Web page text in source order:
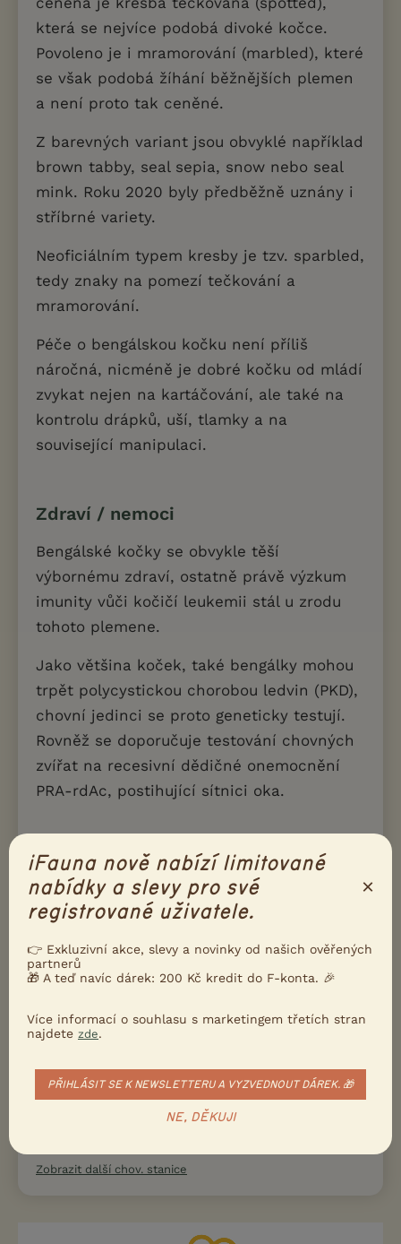
která se nejvíce podobá divoké kočce.
Povoleno je i mramorování (marbled), které
se však podobá žíhání běžnějších plemen
a není proto tak ceněné.
Z barevných variant jsou obvyklé například
brown tabby, seal sepia, snow nebo seal
mink. Roku 2020 byly předběžně uznány i
stříbrné variety.
Neoficiálním typem kresby je tzv. sparbled,
tedy znaky na pomezí tečkování a
mramorování.
Péče o bengálskou kočku není příliš
náročná, nicméně je dobré kočku od mládí
zvykat nejen na kartáčování, ale také na
kontrolu drápků, uší, tlamky a na
související manipulaci.
Zdraví / nemoci
Bengálské kočky se obvykle těší
výbornému zdraví, ostatně právě výzkum
imunity vůči kočičí leukemii stál u zrodu
tohoto plemene.
Jako většina koček, také bengálky mohou
trpět polycystickou chorobou ledvin (PKD),
chovní jedinci se proto geneticky testují.
Rovněž se doporučuje testování chovných
zvířat na recesivní dědičné onemocnění
PRA-rdAc, postihující sítnici oka.
Chovatelské stanice
Puntobello, cz
Brown Benny sk
Ammy od skal
Sharon's dream, CZ
Johka's
BejbyBengal
Whinecat.CZ
Zobrazit další chov. stanice
iFauna nově nabízí limitované
nabídky a slevy pro své
registrované uživatele.
×
👉 Exkluzivní akce, slevy a novinky od našich ověřených
partnerů
🎁 A teď navíc dárek: 200 Kč kredit do F-konta. 🎉
Více informací o souhlasu s marketingem třetích stran
najdete zde.
PŘIHLÁSIT SE K NEWSLETTERU A VYZVEDNOUT DÁREK. 🎁
NE, DĚKUJI